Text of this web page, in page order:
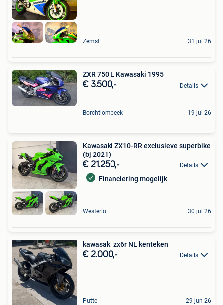
Zemst 31 jul 26
ZXR 750 L Kawasaki 1995
€ 3.500,- Details
Borchtlombeek 19 jul 26
Kawasaki ZX10-RR exclusieve superbike
(bj 2021)
€ 21.250,- Details
Financiering mogelijk
Westerlo 30 jul 26
kawasaki zx6r NL kenteken
€ 2.000,- Details
Putte 29 jun 26